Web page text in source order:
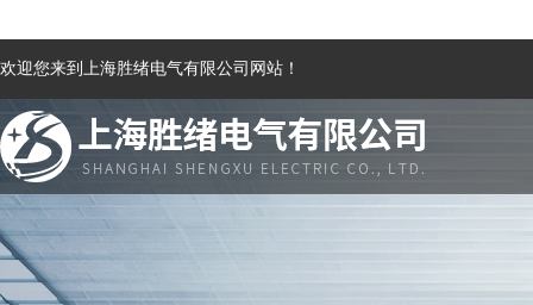
欢迎您来到上海胜绪电气有限公司网站！